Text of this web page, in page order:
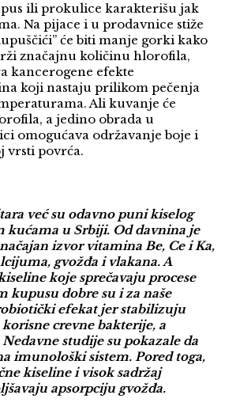
ili prokulice karakterišu jak
Na pijace i u prodavnice stiže
će biti manje gorki kako
značajnu količinu hlorofila,
kancerogene efekte
koji nastaju prilikom pečenja
Ali kuvanje će
a jedino obrada u
omogućava održavanje boje i
vrsti povrća.
već su odavno puni kiselog
kućama u Srbiji. Od davnina je
izvor vitamina Be, Ce i Ka,
gvožđa i vlakana. A
koje sprečavaju procese
kupusu dobre su i za naše
efekat jer stabilizuju
crevne bakterije, a
studije su pokazale da
imunološki sistem. Pored toga,
kiseline i visok sadržaj
apsorpciju gvožđa.